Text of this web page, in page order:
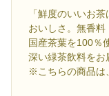
「鮮度のいいお
おいしさ。無香料
国産茶葉を100％
深い緑茶飲料をお
※こちらの商品は